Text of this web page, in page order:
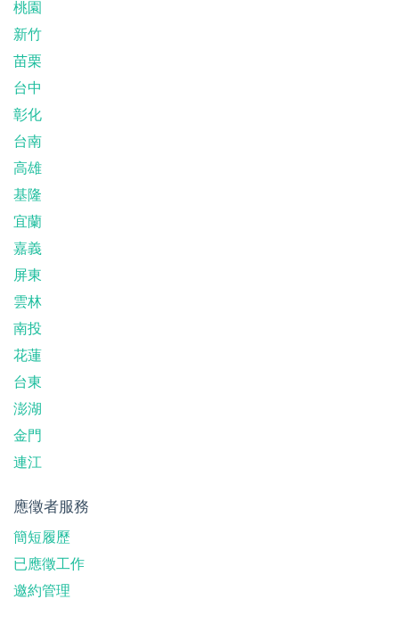
桃園
新竹
苗栗
台中
彰化
台南
高雄
基隆
宜蘭
嘉義
屏東
雲林
南投
花蓮
台東
澎湖
金門
連江
應徵者服務
簡短履歷
已應徵工作
邀約管理